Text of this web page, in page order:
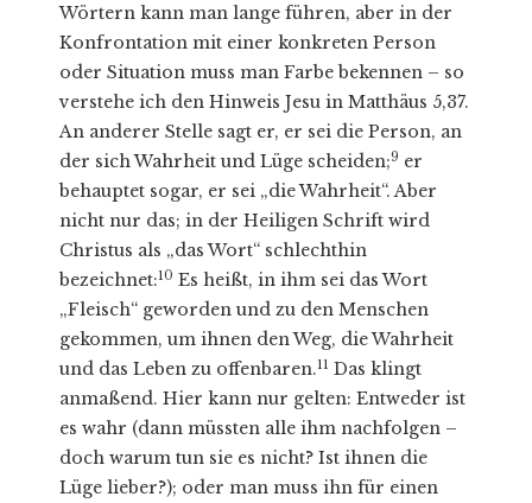
Wörtern kann man lange führen, aber in der
Konfrontation mit einer konkreten Person
oder Situation muss man Farbe bekennen – so
verstehe ich den Hinweis Jesu in Matthäus 5,37.
An anderer Stelle sagt er, er sei die Person, an
der sich Wahrheit und Lüge scheiden;9 er
behauptet sogar, er sei „die Wahrheit“. Aber
nicht nur das; in der Heiligen Schrift wird
Christus als „das Wort“ schlechthin
bezeichnet:10 Es heißt, in ihm sei das Wort
„Fleisch“ geworden und zu den Menschen
gekommen, um ihnen den Weg, die Wahrheit
und das Leben zu offenbaren.11 Das klingt
anmaßend. Hier kann nur gelten: Entweder ist
es wahr (dann müssten alle ihm nachfolgen –
doch warum tun sie es nicht? Ist ihnen die
Lüge lieber?); oder man muss ihn für einen